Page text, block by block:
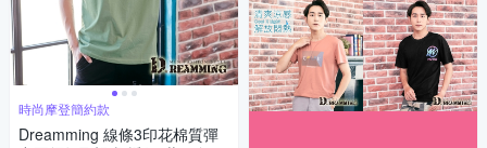
時尚摩登簡約款
Dreamming 線條3印花棉質彈